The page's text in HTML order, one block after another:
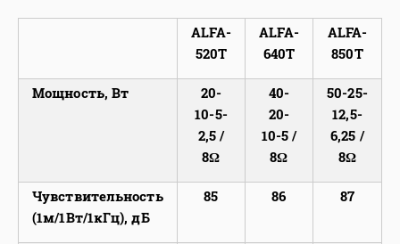
ALFA-
520T
ALFA-
640T
ALFA-
850T
Мощность, Вт
20-
10-5-
2,5 /
8Ω
40-
20-
10-5 /
8Ω
50-25-
12,5-
6,25 /
8Ω
Чувствительность
(1м/1Вт/1кГц), дБ
85 86 87